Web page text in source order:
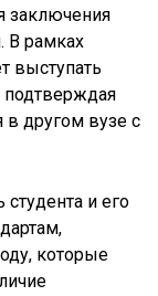
заключения
В рамках
выступать
в другом вузе с
и его
которые